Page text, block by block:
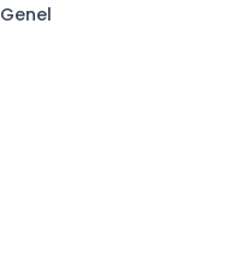
Genel